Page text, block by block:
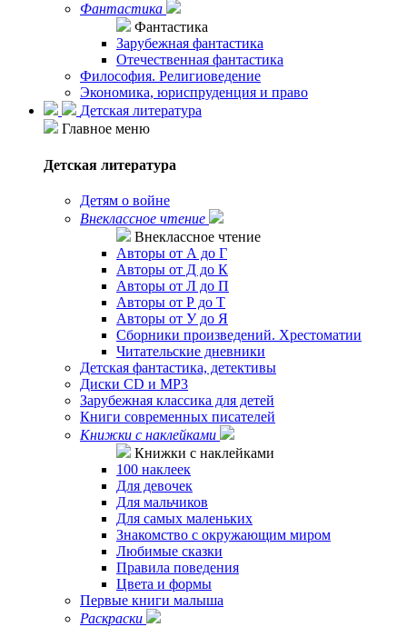
Фантастика
Фантастика
Зарубежная фантастика
Отечественная фантастика
Философия. Религиоведение
Экономика, юриспруденция и право
Детская литература
Главное меню
Детская литература
Детям о войне
Внеклассное чтение
Внеклассное чтение
Авторы от А до Г
Авторы от Д до К
Авторы от Л до П
Авторы от Р до Т
Авторы от У до Я
Сборники произведений. Хрестоматии
Читательские дневники
Детская фантастика, детективы
Диски CD и MP3
Зарубежная классика для детей
Книги современных писателей
Книжки с наклейками
Книжки с наклейками
100 наклеек
Для девочек
Для мальчиков
Для самых маленьких
Знакомство с окружающим миром
Любимые сказки
Правила поведения
Цвета и формы
Первые книги малыша
Раскраски